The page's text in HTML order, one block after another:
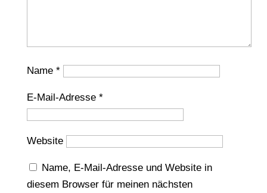
Name *
E-Mail-Adresse *
Website
Name, E-Mail-Adresse und Website in
diesem Browser für meinen nächsten